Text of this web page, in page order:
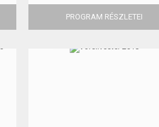
PROGRAM RÉSZLETEI